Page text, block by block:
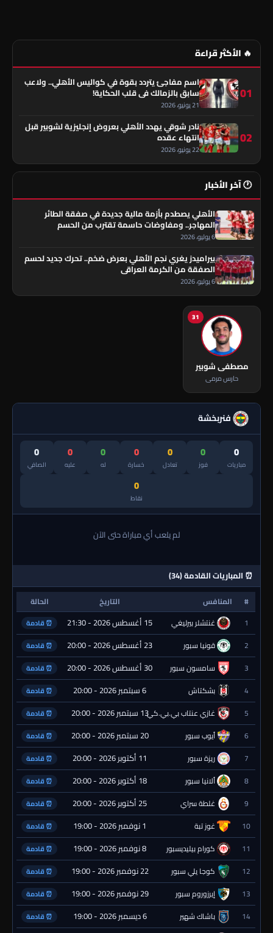
🔥 الأكثر قراءة
01
اسم مفاجئ يتردد بقوة في كواليس الأهلي.. ولاعب
سابق بالزمالك في قلب الحكاية!
21 يونيو، 2026
02
نادر شوقي يهدد الأهلي بعروض إنجليزية لشوبير قبل
انتهاء عقده
22 يونيو، 2026
🕐 آخر الأخبار
الأهلي يصطدم بأزمة مالية جديدة في صفقة الطائر
المهاجر.. ومفاوضات حاسمة تقترب من الحسم
6 يوليو، 2026
بيراميدز يغري نجم الأهلي بعرض ضخم.. تحرك جديد لحسم
الصفقة من الكرمة العراقي
6 يوليو، 2026
31
مصطفى شوبير
حارس مرمى
فنربخشة
0
مباريات
0
فوز
0
تعادل
0
خسارة
0
له
0
عليه
0
الصافي
0
نقاط
لم يلعب أي مباراة حتى الآن
⏰ المباريات القادمة (34)
# المنافس التاريخ
الحالة
1
غنتشلر بيرليغي 15 أغسطس 2026 - 21:30 ⏰ قادمة
2 قونيا سبور 23 أغسطس 2026 - 20:00 ⏰ قادمة
3 سامسون سبور 30 أغسطس 2026 - 20:00 ⏰ قادمة
4 بشكتاش 6 سبتمبر 2026 - 20:00 ⏰ قادمة
5 غازي عنتاب بي.بي.كي.13 سبتمبر 2026 - 20:00 ⏰ قادمة
6 أيوب سبور 20 سبتمبر 2026 - 20:00 ⏰ قادمة
7 ريزة سبور 11 أكتوبر 2026 - 20:00 ⏰ قادمة
8 ألانيا سبور 18 أكتوبر 2026 - 20:00 ⏰ قادمة
9 غلطة سراي 25 أكتوبر 2026 - 20:00 ⏰ قادمة
10 غوز تبة 1 نوفمبر 2026 - 19:00 ⏰ قادمة
11 كورام بيليديسبور 8 نوفمبر 2026 - 19:00 ⏰ قادمة
12 كوجا يلي سبور 22 نوفمبر 2026 - 19:00 ⏰ قادمة
13 إيرزوروم سبور 29 نوفمبر 2026 - 19:00 ⏰ قادمة
14 باشاك شهير 6 ديسمبر 2026 - 19:00 ⏰ قادمة